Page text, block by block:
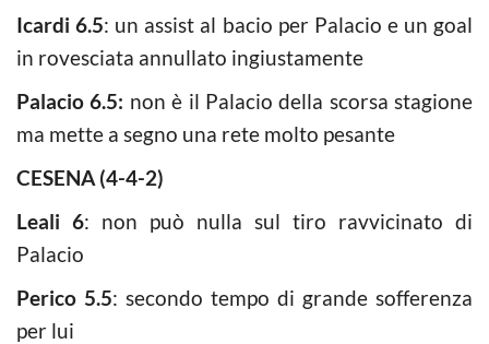
Icardi 6.5: un assist al bacio per Palacio e un goal
in rovesciata annullato ingiustamente
Palacio 6.5: non è il Palacio della scorsa stagione
ma mette a segno una rete molto pesante
CESENA (4-4-2)
Leali 6: non può nulla sul tiro ravvicinato di
Palacio
Perico 5.5: secondo tempo di grande sofferenza
per lui